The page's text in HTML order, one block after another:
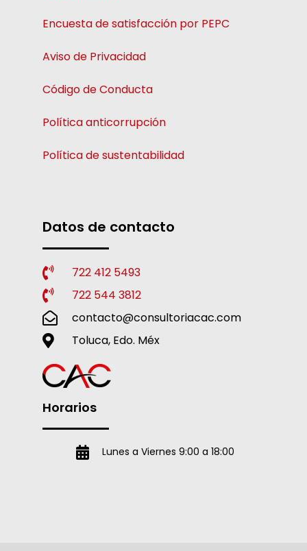
Encuesta de satisfacción por PEPC
Aviso de Privacidad
Código de Conducta
Política anticorrupción
Política de sustentabilidad
Datos de contacto
722 412 5493
722 544 3812
contacto@consultoriacac.com
Toluca, Edo. Méx
Horarios
Lunes a Viernes 9:00 a 18:00